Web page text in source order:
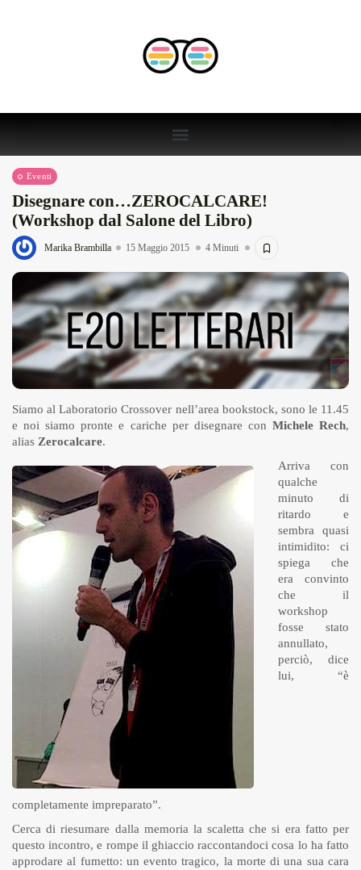
Eventi
Disegnare con…ZEROCALCARE!
(Workshop dal Salone del Libro)
Marika Brambilla 15 Maggio 2015 4 Minuti
Siamo al Laboratorio Crossover nell’area bookstock, sono le 11.45
e noi siamo pronte e cariche per disegnare con Michele Rech,
alias Zerocalcare.
Arriva con
qualche
minuto di
ritardo e
sembra quasi
intimidito: ci
spiega che
era convinto
che il
workshop
fosse stato
annullato,
perciò, dice
lui, “è
completamente impreparato”.
Cerca di riesumare dalla memoria la scaletta che si era fatto per
questo incontro, e rompe il ghiaccio raccontandoci cosa lo ha fatto
approdare al fumetto: un evento tragico, la morte di una sua cara